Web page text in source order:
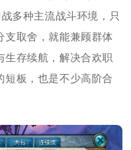
多种主流战斗环境，只
支取舍，就能兼顾群体
生存续航，解决合欢职
短板，也是不少高阶合